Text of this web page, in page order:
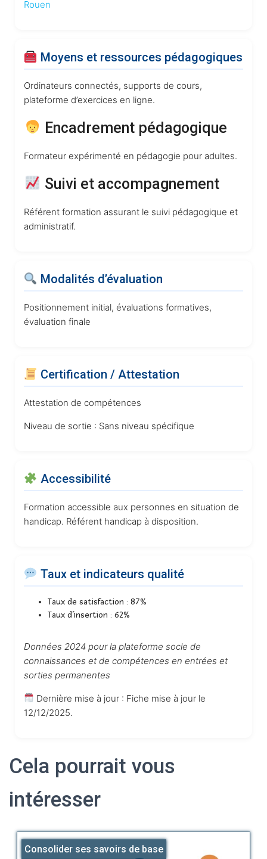
Rouen
Moyens et ressources pédagogiques
Ordinateurs connectés, supports de cours,
plateforme d’exercices en ligne.
‍ Encadrement pédagogique
Formateur expérimenté en pédagogie pour adultes.
Suivi et accompagnement
Référent formation assurant le suivi pédagogique et
administratif.
Modalités d’évaluation
Positionnement initial, évaluations formatives,
évaluation finale
Certification / Attestation
Attestation de compétences
Niveau de sortie : Sans niveau spécifique
Accessibilité
Formation accessible aux personnes en situation de
handicap. Référent handicap à disposition.
Taux et indicateurs qualité
Taux de satisfaction : 87%
Taux d’insertion : 62%
Données 2024 pour la plateforme socle de
connaissances et de compétences en entrées et
sorties permanentes
Dernière mise à jour : Fiche mise à jour le
12/12/2025.
Cela pourrait vous
intéresser
Consolider ses savoirs de base